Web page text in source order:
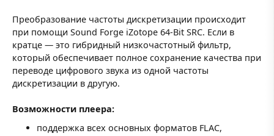
Преобразование частоты дискретизации происходит
при помощи Sound Forge iZotope 64-Bit SRC. Если в
кратце — это гибридный низкочастотный фильтр,
который обеспечивает полное сохранение качества при
переводе цифрового звука из одной частоты
дискретизации в другую.
Возможности плеера:
поддержка всех основных форматов FLAC,